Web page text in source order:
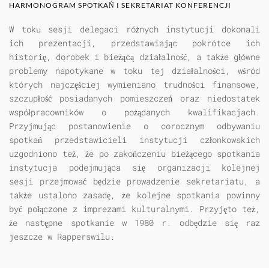
HARMONOGRAM SPOTKAŃ I SEKRETARIAT KONFERENCJI
W toku sesji delegaci różnych instytucji dokonali
ich prezentacji, przedstawiając pokrótce ich
historię, dorobek i bieżącą działalność, a także główne
problemy napotykane w toku tej działalności, wśród
których najczęściej wymieniano trudności finansowe,
szczupłość posiadanych pomieszczeń oraz niedostatek
współpracowników o pożądanych kwalifikacjach.
Przyjmując postanowienie o corocznym odbywaniu
spotkań przedstawicieli instytucji członkowskich
uzgodniono też, że po zakończeniu bieżącego spotkania
instytucja podejmująca się organizacji kolejnej
sesji przejmować będzie prowadzenie sekretariatu, a
także ustalono zasadę, że kolejne spotkania powinny
być połączone z imprezami kulturalnymi. Przyjęto też,
że następne spotkanie w 1980 r. odbędzie się raz
jeszcze w Rapperswilu.